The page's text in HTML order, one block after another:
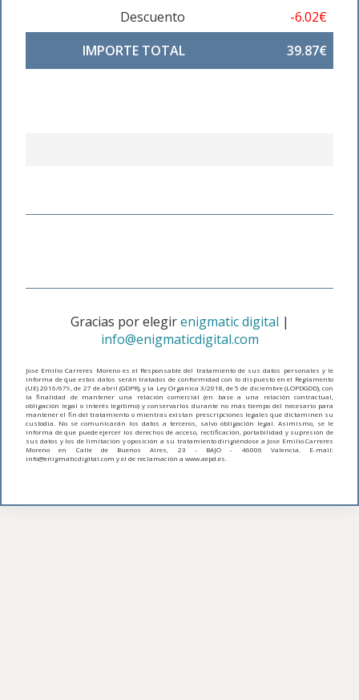
Descuento
-6.02€
IMPORTE TOTAL
39.87€
Gracias por elegirenigmatic digital |
info@enigmaticdigital.com
Jose Emilio Carreres Moreno es el Responsable del tratamiento de sus datos personales y le
informa de que estos datos serán tratados de conformidad con lo dispuesto en el Reglamento
(UE) 2016/679, de 27 de abril (GDPR), y la Ley Orgánica 3/2018, de 5 de diciembre (LOPDGDD), con
la finalidad de mantener una relación comercial (en base a una relación contractual,
obligación legal o interés legítimo) y conservarlos durante no más tiempo del necesario para
mantener el fin del tratamiento o mientras existan prescripciones legales que dictaminen su
custodia. No se comunicarán los datos a terceros, salvo obligación legal. Asimismo, se le
informa de que puede ejercer los derechos de acceso, rectificación, portabilidad y supresión de
sus datos y los de limitación y oposición a su tratamiento dirigiéndose a Jose Emilio Carreres
Moreno en Calle de Buenos Aires, 23 - BAJO - 46006 Valencia. E-mail:
info@enigmaticdigital.com y el de reclamación a www.aepd.es.